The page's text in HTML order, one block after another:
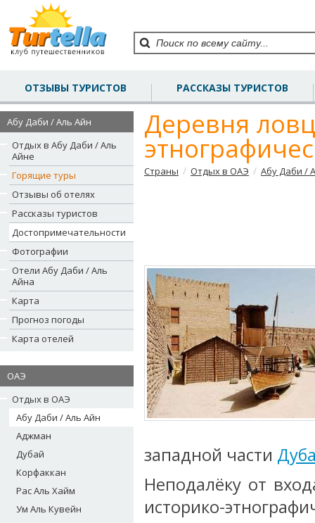
ОТЗЫВЫ ТУРИСТОВ РАССКАЗЫ ТУРИСТОВ
Абу Даби / Аль Айн
Отдых в Абу Даби / Аль
Айне
Горящие туры
Отзывы об отелях
Рассказы туристов
Достопримечательности
Фотографии
Отели Абу Даби / Аль
Айна
Карта
Прогноз погоды
Карта отелей
ОАЭ
Отдых в ОАЭ
Абу Даби / Аль Айн
Аджман
Дубай
Корфаккан
Рас Аль Хайм
Ум Аль Кувейн
Деревня
Страны / Отдых в ОАЭ / Абу Даби /
западной части
Неподалёку от
историко-